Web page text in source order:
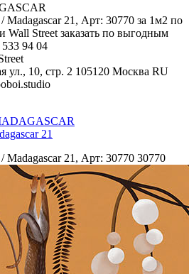
21, Арт: 30770 за 1м2 по
Wall Street заказать по выгодным
94 04
ул., 10, стр. 2 105120 Москва RU
21
21, Арт: 30770 30770